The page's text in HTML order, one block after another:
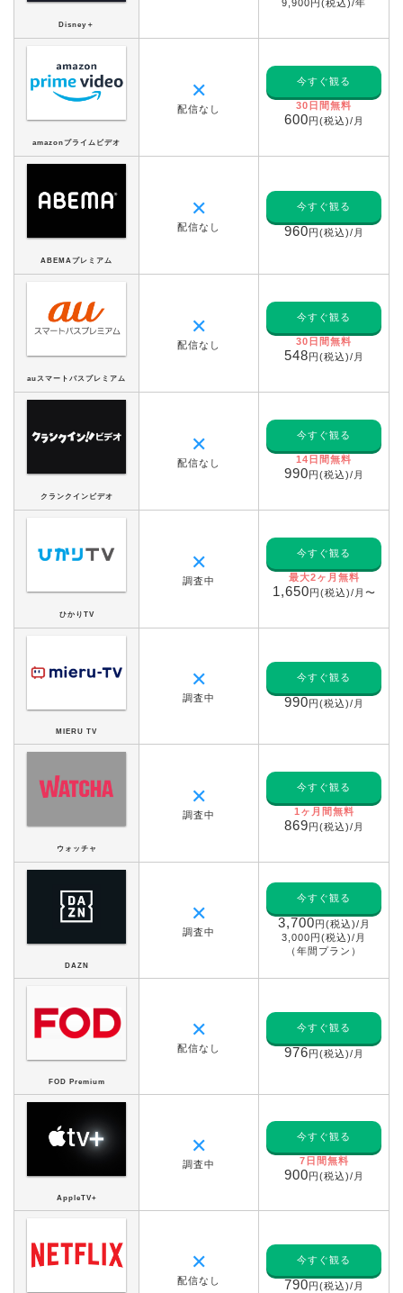
Disney＋
9,900円(税込)/年
amazonプライムビデオ
✕
配信なし
今すぐ観る
30日間無料
600円(税込)/月
ABEMAプレミアム
✕
配信なし
今すぐ観る
960円(税込)/月
auスマートパスプレミアム
✕
配信なし
今すぐ観る
30日間無料
548円(税込)/月
クランクインビデオ
✕
配信なし
今すぐ観る
14日間無料
990円(税込)/月
ひかりTV
✕
調査中
今すぐ観る
最大2ヶ月無料
1,650円(税込)/月〜
MIERU TV
✕
調査中
今すぐ観る
990円(税込)/月
ウォッチャ
✕
調査中
今すぐ観る
1ヶ月間無料
869円(税込)/月
DAZN
✕
調査中
今すぐ観る
3,700円(税込)/月
3,000円(税込)/月
（年間プラン）
FOD Premium
✕
配信なし
今すぐ観る
976円(税込)/月
AppleTV+
✕
調査中
今すぐ観る
7日間無料
900円(税込)/月
✕
配信なし
今すぐ観る
790円(税込)/月